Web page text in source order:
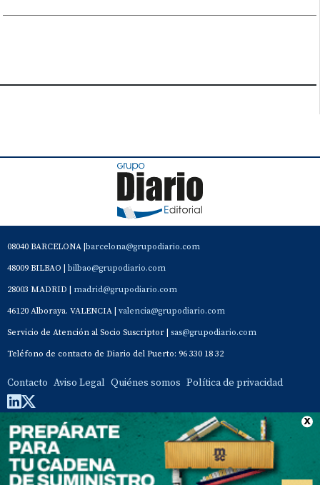
08040 BARCELONA | barcelona@grupodiario.com
48009 BILBAO | bilbao@grupodiario.com
28003 MADRID | madrid@grupodiario.com
46120 Alboraya. VALENCIA | valencia@grupodiario.com
Servicio de Atención al Socio Suscriptor | sas@grupodiario.com
Teléfono de contacto de Diario del Puerto: 96 330 18 32
Contacto Aviso Legal Quiénes somos Política de privacidad